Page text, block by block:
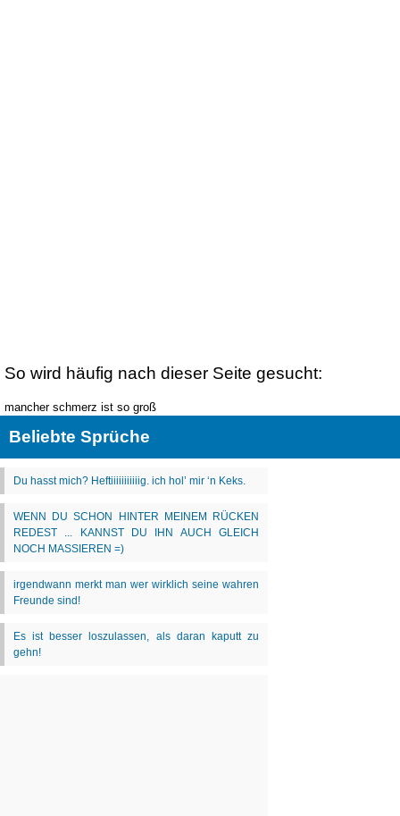
So wird häufig nach dieser Seite gesucht:
mancher schmerz ist so groß
Beliebte Sprüche